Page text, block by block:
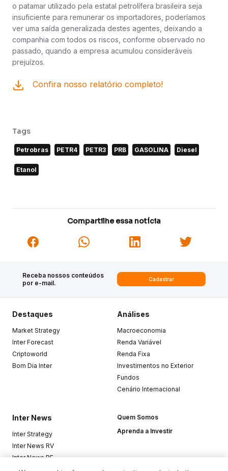
o patamar utilizado pela estatal petrolífera brasileira seja
insuficiente para remunerar os importadores, poderíamos
ver uma saída generalizada destes agentes, deixando a
companhia com todos os riscos, conforme observado no
passado, quando a empresa acumulou consideráveis
prejuízos.
Confira nosso relatório completo!
Tags
Petrobras PETR4 PETR3 PRB GASOLINA Diesel
Etanol
Compartilhe essa notícia
Receba nossos conteúdos
por e-mail.
Cadastrar
Destaques
Market Strategy
Inter Forecast
Criptoworld
Bom Dia Inter
Análises
Macroeconomia
Renda Variável
Renda Fixa
Investimentos no Exterior
Fundos
Cenário Internacional
Inter News
Inter Strategy
Inter News RV
Inter News RF
Top Funds
Quem Somos
Aprenda a Investir